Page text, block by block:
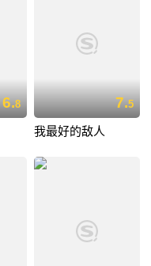
6.8 7.5
我最好的敌人